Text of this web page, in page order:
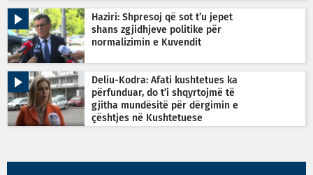
Haziri: Shpresoj që sot t’u jepet
shans zgjidhjeve politike për
normalizimin e Kuvendit
Deliu-Kodra: Afati kushtetues ka
përfunduar, do t’i shqyrtojmë të
gjitha mundësitë për dërgimin e
çështjes në Kushtetuese